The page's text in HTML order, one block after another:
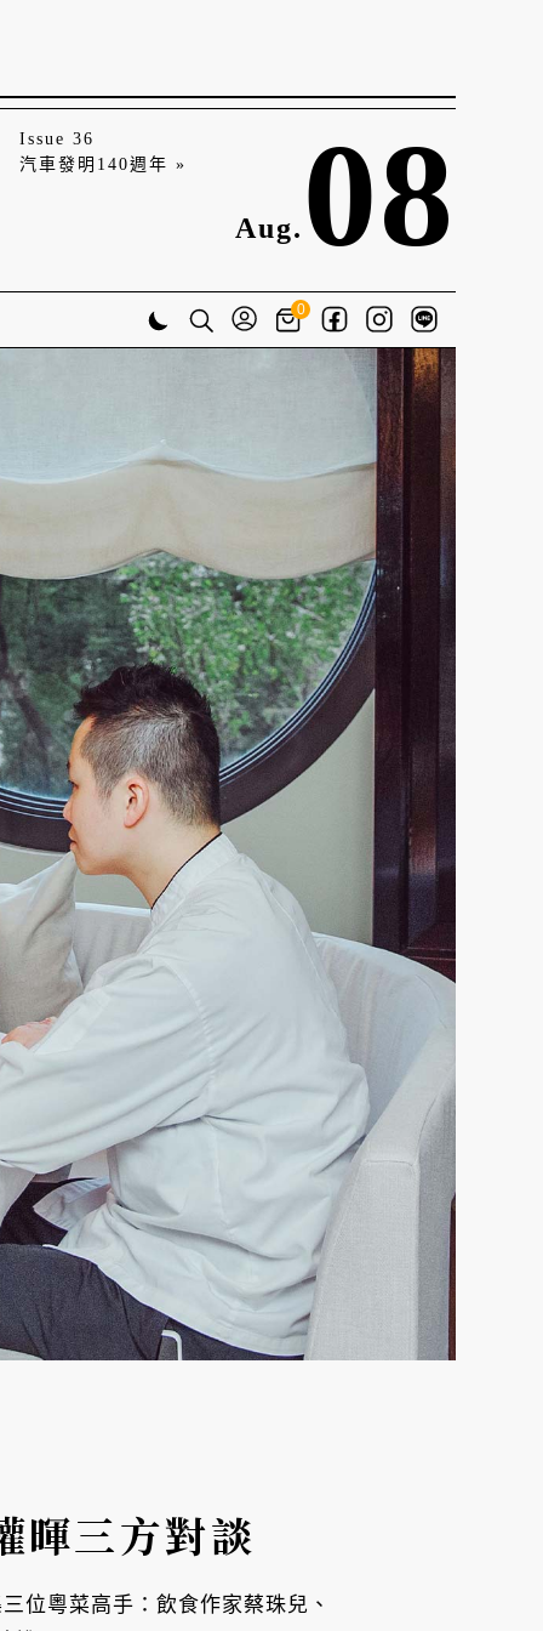
Issue 36
汽車發明140週年 »
Aug. 08
0
暉三方對談
位粵菜高手：飲食作家蔡珠兒、